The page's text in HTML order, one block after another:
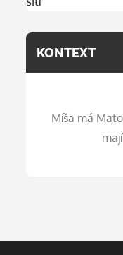
KONTEXT
Míša má